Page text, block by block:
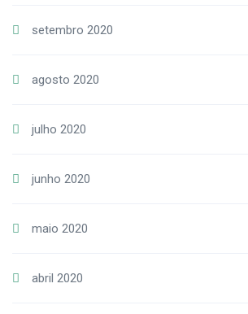
setembro 2020
agosto 2020
julho 2020
junho 2020
maio 2020
abril 2020